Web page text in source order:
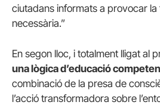
ciutadans informats a provocar
necessària.”
En segon lloc, i totalment lligat al
una lògica d’educació
combinació de la presa de
l’acció transformadora sobre